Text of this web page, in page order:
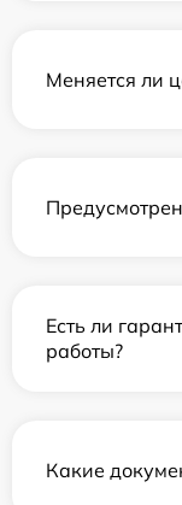
Меняется ли
Есть ли
работы?
Какие